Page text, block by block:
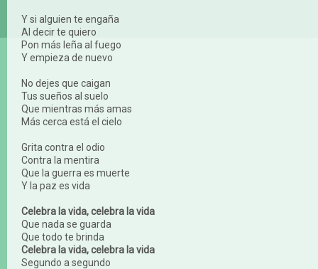
Y si alguien te engaña
Al decir te quiero
Pon más leña al fuego
Y empieza de nuevo
No dejes que caigan
Tus sueños al suelo
Que mientras más amas
Más cerca está el cielo
Grita contra el odio
Contra la mentira
Que la guerra es muerte
Y la paz es vida
Celebra la vida, celebra la vida
Que nada se guarda
Que todo te brinda
Celebra la vida, celebra la vida
Segundo a segundo